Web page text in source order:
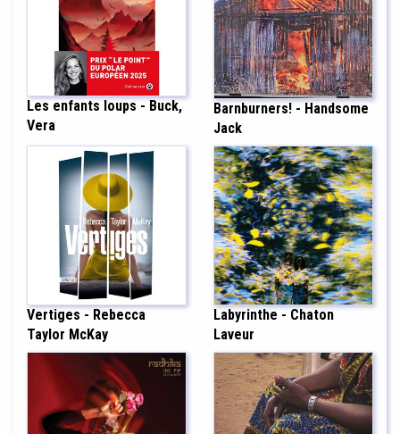
Les enfants loups - Buck,
Vera
Barnburners! - Handsome
Jack
Vertiges - Rebecca
Taylor McKay
Labyrinthe - Chaton
Laveur